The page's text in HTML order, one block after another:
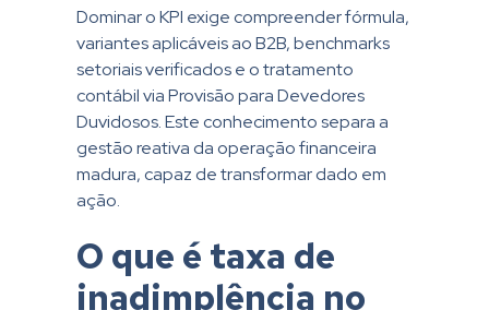
Dominar o KPI exige compreender fórmula,
variantes aplicáveis ao B2B, benchmarks
setoriais verificados e o tratamento
contábil via Provisão para Devedores
Duvidosos. Este conhecimento separa a
gestão reativa da operação financeira
madura, capaz de transformar dado em
ação.
O que é taxa de
inadimplência no